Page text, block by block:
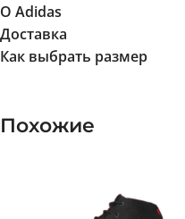
О Adidas
Доставка
Как выбрать размер
Похожие